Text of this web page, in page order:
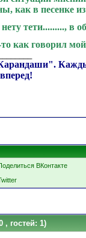
как в песенке
нету тети........., в
как говорил
Каждый
ВКонтакте
, гостей: 1)